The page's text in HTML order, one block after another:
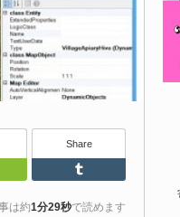
Unreal Engine アセット
Pipe It | 直感的にパイ
Sentient Softwareによる、直
Unreal Engine 5向けプラグ
Feedly
Share
は約1分29秒で読めます